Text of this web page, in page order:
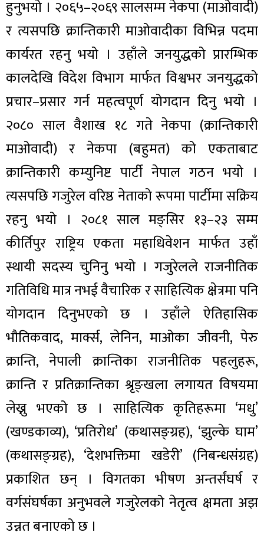
हुनुभयो । २०६५–२०६९ सालसम्म नेकपा (माओवादी)
र त्यसपछि क्रान्तिकारी माओवादीका विभिन्न पदमा
कार्यरत रहनु भयो । उहाँले जनयुद्धको प्रारम्भिक
कालदेखि विदेश विभाग मार्फत विश्वभर जनयुद्धको
प्रचार–प्रसार गर्न महत्वपूर्ण योगदान दिनु भयो ।
२०८० साल वैशाख १८ गते नेकपा (क्रान्तिकारी
माओवादी) र नेकपा (बहुमत) को एकताबाट
क्रान्तिकारी कम्युनिष्ट पार्टी नेपाल गठन भयो ।
त्यसपछि गजुरेल वरिष्ठ नेताको रूपमा पार्टीमा सक्रिय
रहनु भयो । २०८१ साल मङ्सिर १३–२३ सम्म
कीर्तिपुर राष्ट्रिय एकता महाधिवेशन मार्फत उहाँ
स्थायी सदस्य चुनिनु भयो । गजुरेलले राजनीतिक
गतिविधि मात्र नभई वैचारिक र साहित्यिक क्षेत्रमा पनि
योगदान दिनुभएको छ । उहाँले ऐतिहासिक
भौतिकवाद, मार्क्स, लेनिन, माओका जीवनी, पेरु
क्रान्ति, नेपाली क्रान्तिका राजनीतिक पहलुहरू,
क्रान्ति र प्रतिक्रान्तिका श्रृङ्खला लगायत विषयमा
लेख्नु भएको छ । साहित्यिक कृतिहरूमा ‘मधु’
(खण्डकाव्य), ‘प्रतिरोध’ (कथासङ्ग्रह), ‘झुल्के घाम’
(कथासङ्ग्रह), ‘देशभक्तिमा खडेरी’ (निबन्धसंग्रह)
प्रकाशित छन् । विगतका भीषण अन्तर्संघर्ष र
वर्गसंघर्षका अनुभवले गजुरेलको नेतृत्व क्षमता अझ
उन्नत बनाएको छ ।